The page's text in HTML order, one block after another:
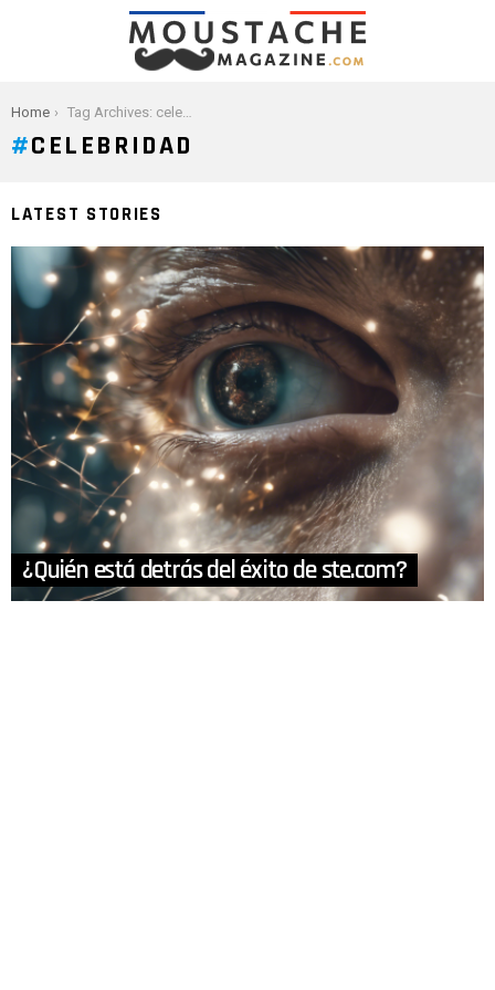
You are here:
Home Tag Archives: celebridad
CELEBRIDAD
LATEST STORIES
¿Quién está detrás del éxito de ste.com?